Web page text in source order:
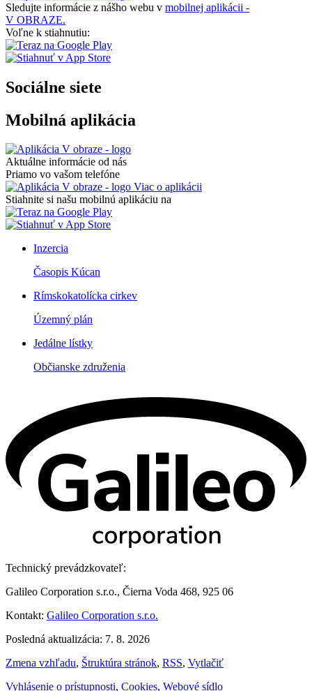
Sledujte informácie z nášho webu v mobilnej aplikácii -
V OBRAZE.
Voľne k stiahnutiu:
Sociálne siete
Mobilná aplikácia
Aktuálne informácie od nás
Priamo vo vašom telefóne
Viac o aplikácii
Stiahnite si našu mobilnú aplikáciu na
Inzercia
Časopis Kúcan
Rímskokatolícka cirkev
Územný plán
Jedálne lístky
Občianske združenia
Technický prevádzkovateľ:
Galileo Corporation s.r.o., Čierna Voda 468, 925 06
Kontakt: Galileo Corporation s.r.o.
Posledná aktualizácia: 7. 8. 2026
Zmena vzhľadu, Štruktúra stránok, RSS, Vytlačiť
Vyhlásenie o prístupnosti, Cookies, Webové sídlo